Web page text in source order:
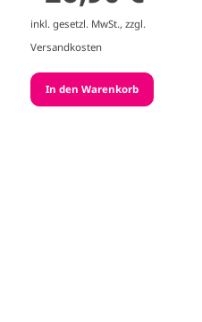
inkl. gesetzl. MwSt., zzgl.
Versandkosten